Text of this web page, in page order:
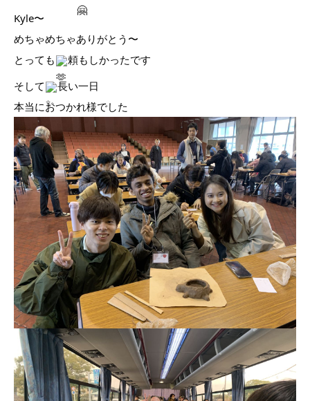
Kyle〜
めちゃめちゃありがとう〜
とっても
頼もしかったです
そして
長い一日
本当におつかれ様でした